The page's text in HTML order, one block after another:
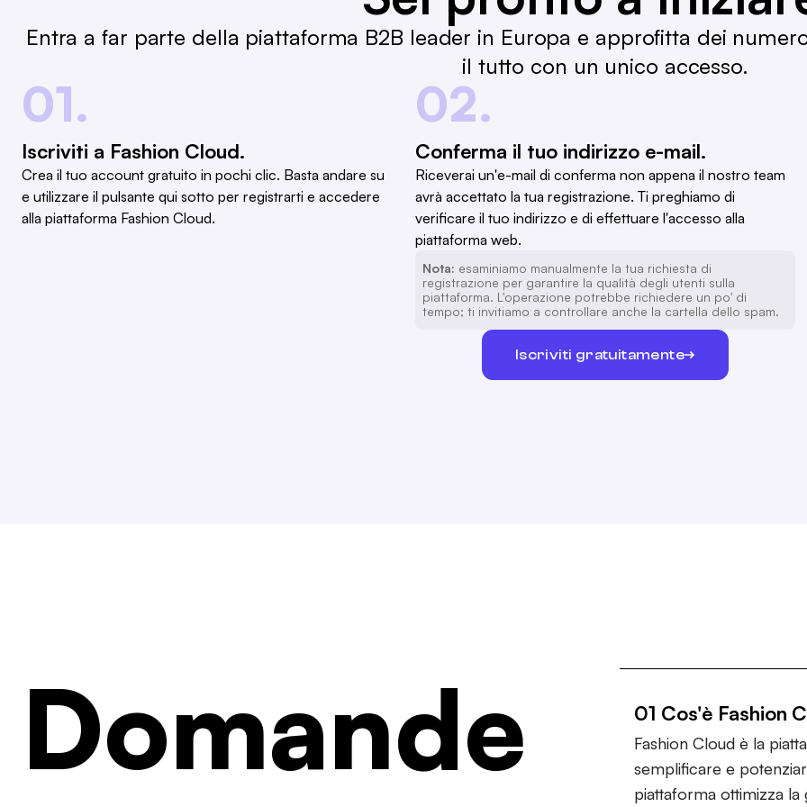
Entra a far parte della piattaforma B2B leader in Europa e approfitta dei
il tutto con un unico accesso.
01.
Iscriviti a Fashion Cloud.
Crea il tuo account gratuito in pochi clic. Basta andare su
e utilizzare il pulsante qui sotto per registrarti e accedere
alla piattaforma Fashion Cloud.
02.
Conferma il tuo indirizzo e-mail.
Riceverai un'e-mail di conferma non appena il nostro team
avrà accettato la tua registrazione. Ti preghiamo di
verificare il tuo indirizzo e di effettuare l'accesso alla
piattaforma web.
Nota: esaminiamo manualmente la tua richiesta di
registrazione per garantire la qualità degli utenti sulla
piattaforma. L'operazione potrebbe richiedere un po' di
tempo; ti invitiamo a controllare anche la cartella dello spam.
Iscriviti gratuitamente
Domande
01 Cos'è Fashion
Fashion Cloud è la
semplificare e
piattaforma ottimizza la